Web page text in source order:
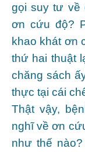
gọi suy tư về
ơn cứu độ?
khao khát ơn
thứ hai thuật
chăng sách
thực tại cái
Thật vậy,
nghĩ về ơn
như thế